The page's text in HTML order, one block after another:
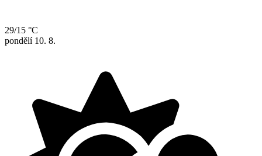
29/15 °C
pondělí 10. 8.